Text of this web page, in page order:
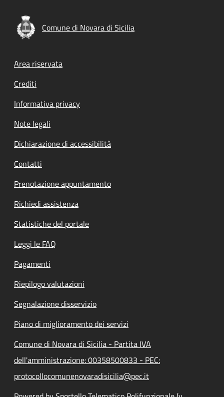
Comune di Novara di Sicilia
Footer menu
Area riservata
Crediti
Informativa privacy
Note legali
Dichiarazione di accessibilità
Contatti
Prenotazione appuntamento
Richiedi assistenza
Statistiche del portale
Leggi le FAQ
Pagamenti
Riepilogo valutazioni
Segnalazione disservizio
Piano di miglioramento dei servizi
Comune di Novara di Sicilia - Partita IVA
dell'amministrazione: 00358500833 - PEC:
protocollocomunenovaradisicilia@pec.it